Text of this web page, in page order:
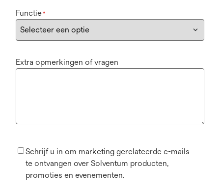
Functie*
Extra opmerkingen of vragen
Schrijf u in om marketing gerelateerde e-mails
te ontvangen over Solventum producten,
promoties en evenementen.